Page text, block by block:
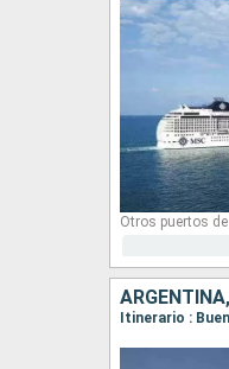
Otros puertos
Itinerario :